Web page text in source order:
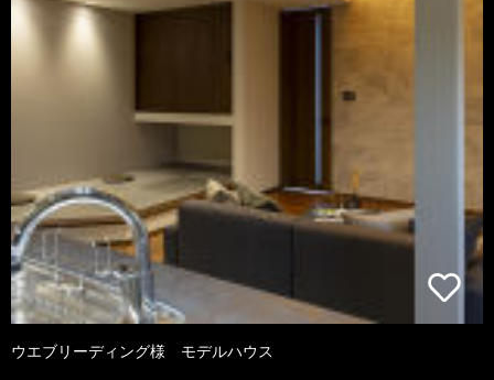
ウエブリーディング様 モデルハウス